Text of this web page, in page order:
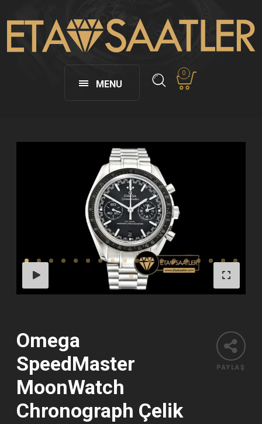
MENU
0
PAYLAŞ
Omega
SpeedMaster
MoonWatch
Chronograph Çelik